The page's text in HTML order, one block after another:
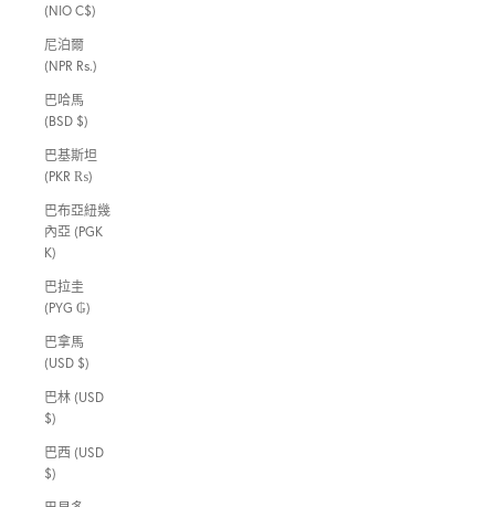
(NIO C$)
尼泊爾
(NPR Rs.)
巴哈馬
(BSD $)
巴基斯坦
(PKR ₨)
巴布亞紐幾
內亞 (PGK
K)
巴拉圭
(PYG ₲)
巴拿馬
(USD $)
巴林 (USD
$)
巴西 (USD
$)